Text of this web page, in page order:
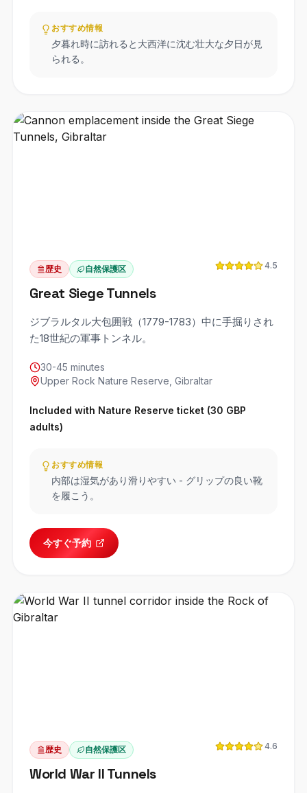
おすすめ情報
夕暮れ時に訪れると大西洋に沈む壮大な夕日が見
られる。
歴史 自然保護区
Great Siege Tunnels
4.5
ジブラルタル大包囲戦（1779-1783）中に手掘りされ
た18世紀の軍事トンネル。
30-45 minutes
Upper Rock Nature Reserve, Gibraltar
Included with Nature Reserve ticket (30 GBP
adults)
おすすめ情報
内部は湿気があり滑りやすい - グリップの良い靴
を履こう。
今すぐ予約
歴史 自然保護区
World War II Tunnels
4.6